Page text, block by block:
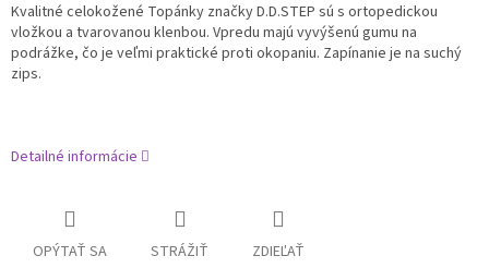
Kvalitné celokožené Topánky značky D.D.STEP sú s ortopedickou
vložkou a tvarovanou klenbou. Vpredu majú vyvýšenú gumu na
podrážke, čo je veľmi praktické proti okopaniu. Zapínanie je na suchý
zips.
Detailné informácie
OPÝTAŤ SA STRÁŽIŤ ZDIEĽAŤ